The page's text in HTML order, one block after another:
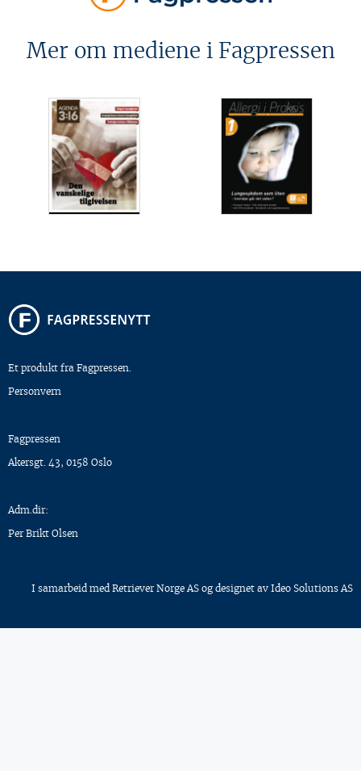
Mer om mediene i Fagpressen
Et produkt fra Fagpressen.
Personvern
Fagpressen
Akersgt. 43, 0158 Oslo
Adm.dir:
Per Brikt Olsen
I samarbeid med Retriever Norge AS og designet av Ideo Solutions AS